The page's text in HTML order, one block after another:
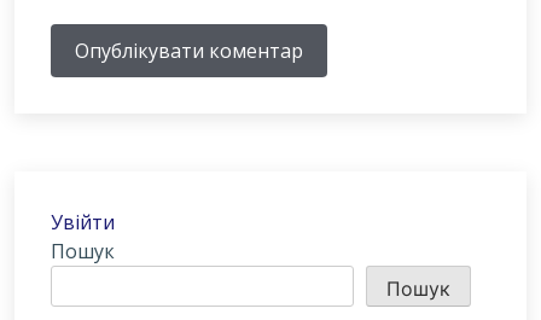
Опублікувати коментар
Увійти
Пошук
Пошук